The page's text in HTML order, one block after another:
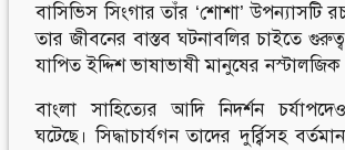
বাসিভিস সিংগার তাঁর ‘শোশা’ উপন্যাসটি
তার জীবনের বাস্তব ঘটনাবলির চাইতে
যাপিত ইদ্দিশ ভাষাভাষী মানুষের নস্টালজিক
বাংলা সাহিত্যের আদি নিদর্শন
ঘটেছে। সিদ্ধাচার্যগন তাদের দুর্র্বিসহ